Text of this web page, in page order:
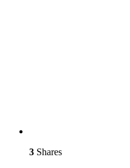
3 Shares